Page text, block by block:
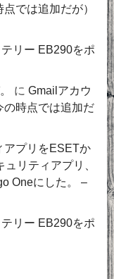
では追加だが）
リー EB290をポ
に Gmailアカウ
の時点では追加だ
アプリをESETか
ュリティアプリ、
Oneにした。 –
リー EB290をポ